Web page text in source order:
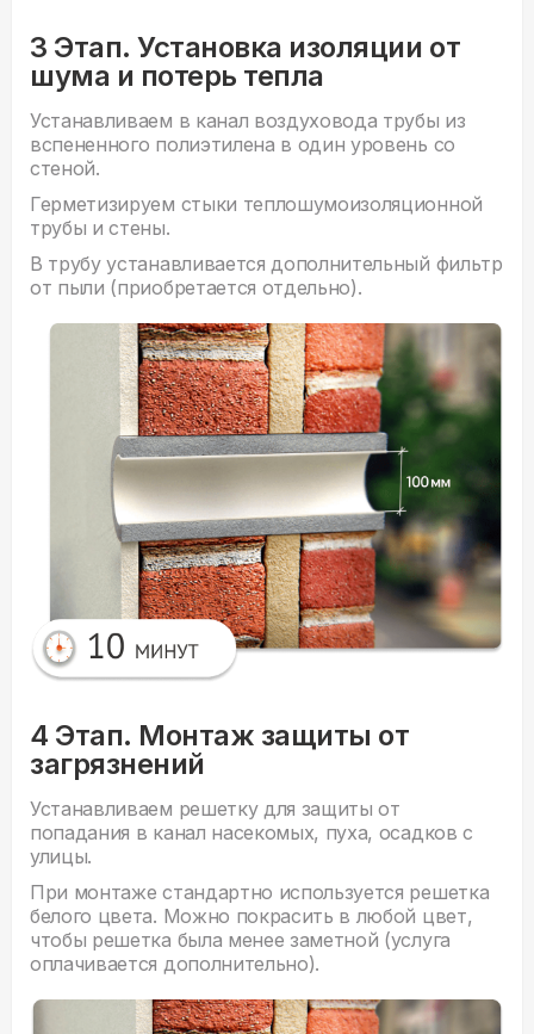
3 Этап. Установка изоляции от
шума и потерь тепла
Устанавливаем в канал воздуховода трубы из
вспененного полиэтилена в один уровень со
стеной.
Герметизируем стыки теплошумоизоляционной
трубы и стены.
В трубу устанавливается дополнительный фильтр
от пыли (приобретается отдельно).
4 Этап. Монтаж защиты от
загрязнений
Устанавливаем решетку для защиты от
попадания в канал насекомых, пуха, осадков с
улицы.
При монтаже стандартно используется решетка
белого цвета. Можно покрасить в любой цвет,
чтобы решетка была менее заметной (услуга
оплачивается дополнительно).